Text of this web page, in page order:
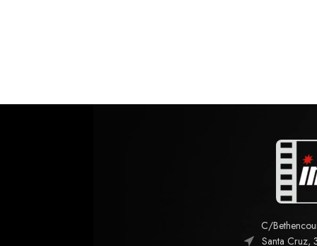
C/
Santa Cruz,